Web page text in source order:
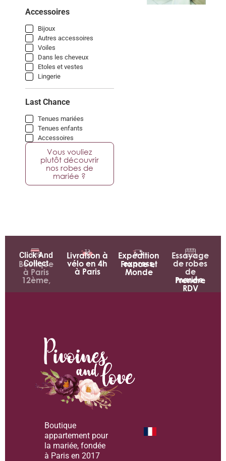
Accessoires
Bijoux
Autres accessoires
Voiles
Dans les cheveux
Etoles et vestes
Lingerie
Last Chance
Tenues mariées
Tenues enfants
Accessoires
Vous vouliez
plutôt découvrir
nos robes de
mariée ?
Click And
Collect
Boutique
à Paris
12ème,
Livraison à
vélo en 4h
à Paris
Expédition
express,
France et
Monde
Essayage
de robes
de
mariée,
Prendre
RDV
Boutique
appartement pour
la mariée, fondée
à Paris en 2017